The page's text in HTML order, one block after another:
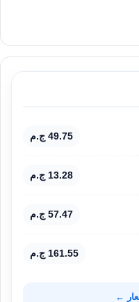
49.75 ج.م
13.28 ج.م
57.47 ج.م
161.55 ج.م
←